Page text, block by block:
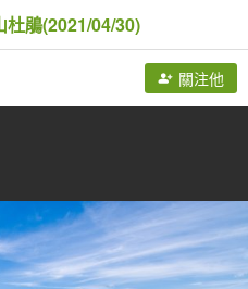
鵑(2021/04/30)
關注他